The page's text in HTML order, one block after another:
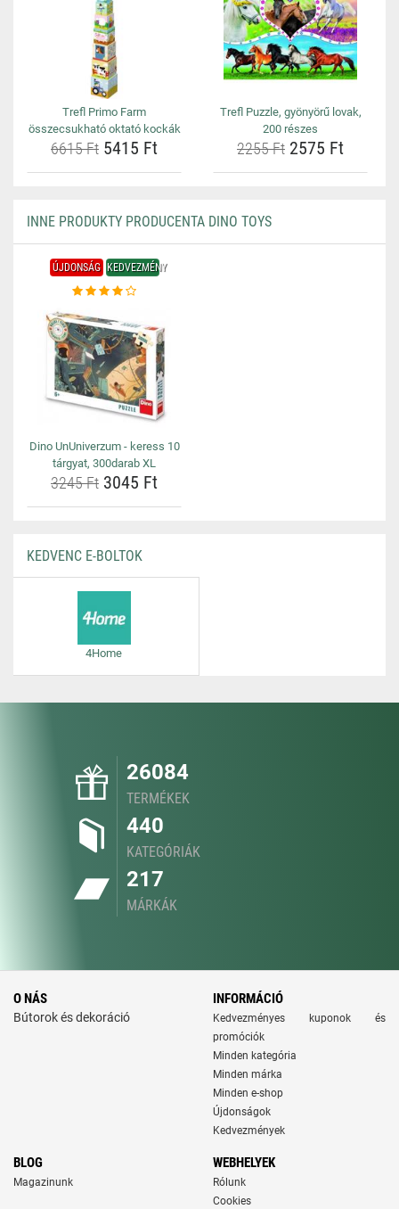
Trefl Primo Farm
összecsukható oktató kockák
6615 Ft 5415 Ft
Trefl Puzzle, gyönyörű lovak,
200 részes
2255 Ft 2575 Ft
INNE PRODUKTY PRODUCENTA DINO TOYS
ÚJDONSÁG KEDVEZMÉNY
Dino UnUniverzum - keress 10
tárgyat, 300darab XL
3245 Ft 3045 Ft
KEDVENC E-BOLTOK
4Home
26084
TERMÉKEK
440
KATEGÓRIÁK
217
MÁRKÁK
O NÁS
Bútorok és dekoráció
INFORMÁCIÓ
Kedvezményes kuponok és
promóciók
Minden kategória
Minden márka
Minden e-shop
Újdonságok
Kedvezmények
BLOG
Magazinunk
WEBHELYEK
Rólunk
Cookies